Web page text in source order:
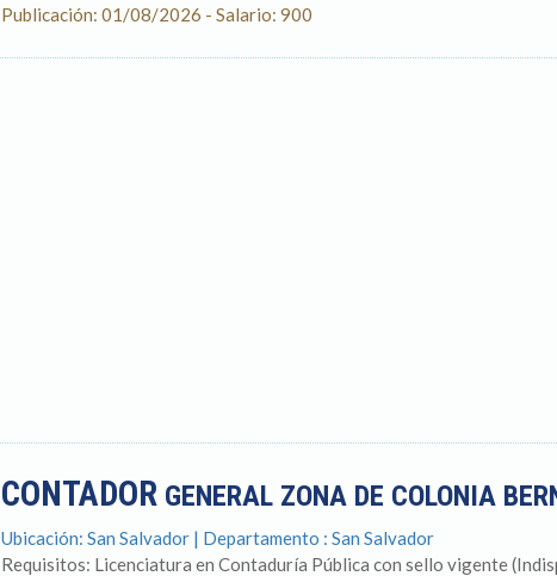
Publicación: 01/08/2026 - Salario: 900
CONTADORGENERAL ZONA DE COLONIA
Ubicación: San Salvador | Departamento : San Salvador
Requisitos: Licenciatura en Contaduría Pública con sello vigente